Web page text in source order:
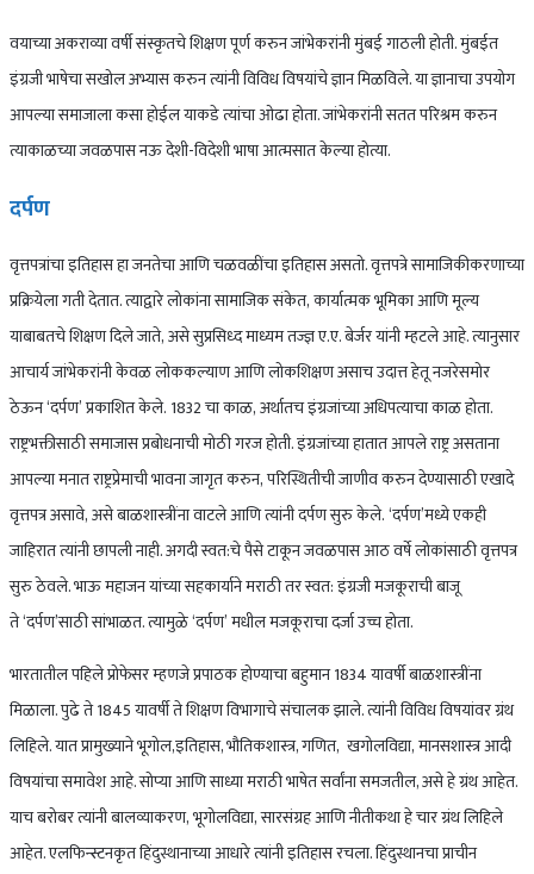
वयाच्या अकराव्या वर्षी संस्कृतचे शिक्षण पूर्ण करुन जांभेकरांनी मुंबई गाठली होती. मुंबईत
इंग्रजी भाषेचा सखोल अभ्यास करुन त्यांनी विविध विषयांचे ज्ञान मिळविले. या ज्ञानाचा उपयोग
आपल्या समाजाला कसा होईल याकडे त्यांचा ओढा होता. जांभेकरांनी सतत परिश्रम करुन
त्याकाळच्या जवळपास नऊ देशी-विदेशी भाषा आत्मसात केल्या होत्या.
दर्पण
वृत्तपत्रांचा इतिहास हा जनतेचा आणि चळवळींचा इतिहास असतो. वृत्तपत्रे सामाजिकीकरणाच्या
प्रक्रियेला गती देतात. त्याद्वारे लोकांना सामाजिक संकेत, कार्यात्मक भूमिका आणि मूल्य
याबाबतचे शिक्षण दिले जाते, असे सुप्रसिध्द माध्यम तज्ज्ञ ए.ए. बेर्जर यांनी म्हटले आहे. त्यानुसार
आचार्य जांभेकरांनी केवळ लोककल्याण आणि लोकशिक्षण असाच उदात्त हेतू नजरेसमोर
ठेऊन ‘दर्पण’ प्रकाशित केले. 1832 चा काळ, अर्थातच इंग्रजांच्या अधिपत्याचा काळ होता.
राष्ट्रभक्तीसाठी समाजास प्रबोधनाची मोठी गरज होती. इंग्रजांच्या हातात आपले राष्ट्र असताना
आपल्या मनात राष्ट्रप्रेमाची भावना जागृत करुन, परिस्थितीची जाणीव करुन देण्यासाठी एखादे
वृत्तपत्र असावे, असे बाळशास्त्रींना वाटले आणि त्यांनी दर्पण सुरु केले. ‘दर्पण’मध्ये एकही
जाहिरात त्यांनी छापली नाही. अगदी स्वत:चे पैसे टाकून जवळपास आठ वर्षे लोकांसाठी वृत्तपत्र
सुरु ठेवले. भाऊ महाजन यांच्या सहकार्याने मराठी तर स्वत: इंग्रजी मजकूराची बाजू
ते ‘दर्पण’साठी सांभाळत. त्यामुळे ‘दर्पण’ मधील मजकूराचा दर्जा उच्च होता.
भारतातील पहिले प्रोफेसर म्हणजे प्रपाठक होण्याचा बहुमान 1834 यावर्षी बाळशास्त्रींना
मिळाला. पुढे ते 1845 यावर्षी ते शिक्षण विभागाचे संचालक झाले. त्यांनी विविध विषयांवर ग्रंथ
लिहिले. यात प्रामुख्याने भूगोल,इतिहास, भौतिकशास्त्र, गणित, खगोलविद्या, मानसशास्त्र आदी
विषयांचा समावेश आहे. सोप्या आणि साध्या मराठी भाषेत सर्वांना समजतील, असे हे ग्रंथ आहेत.
याच बरोबर त्यांनी बालव्याकरण, भूगोलविद्या, सारसंग्रह आणि नीतीकथा हे चार ग्रंथ लिहिले
आहेत. एलफिन्स्टनकृत हिंदुस्थानाच्या आधारे त्यांनी इतिहास रचला. हिंदुस्थानचा प्राचीन